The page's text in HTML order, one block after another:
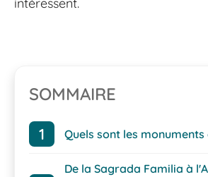
SOMMAIRE
Quels sont les monuments
De la Sagrada Familia à